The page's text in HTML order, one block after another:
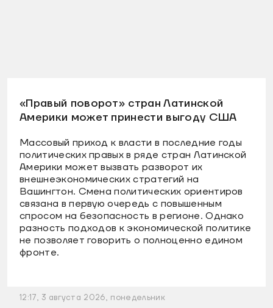
«Правый поворот» стран Латинской
Америки может принести выгоду США
Массовый приход к власти в последние годы
политических правых в ряде стран Латинской
Америки может вызвать разворот их
внешнеэкономических стратегий на
Вашингтон. Смена политических ориентиров
связана в первую очередь с повышенным
спросом на безопасность в регионе. Однако
разность подходов к экономической политике
не позволяет говорить о полноценно едином
фронте.
12:17, 3 августа 2026, понедельник